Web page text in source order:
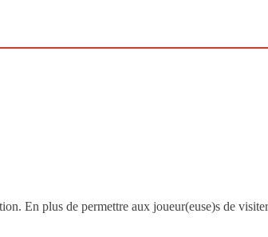
En plus de permettre aux joueur(euse)s de